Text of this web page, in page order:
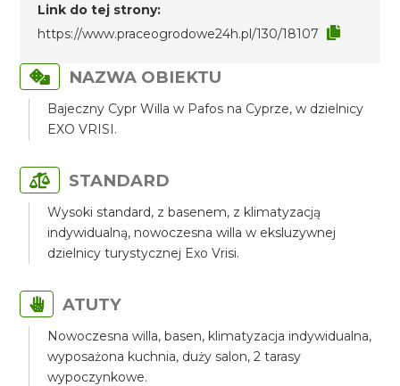
Link do tej strony:
https://www.praceogrodowe24h.pl/130/18107
NAZWA OBIEKTU
Bajeczny Cypr Willa w Pafos na Cyprze, w dzielnicy
EXO VRISI.
STANDARD
Wysoki standard, z basenem, z klimatyzacją
indywidualną, nowoczesna willa w eksluzywnej
dzielnicy turystycznej Exo Vrisi.
ATUTY
Nowoczesna willa, basen, klimatyzacja indywidualna,
wyposażona kuchnia, duży salon, 2 tarasy
wypoczynkowe.